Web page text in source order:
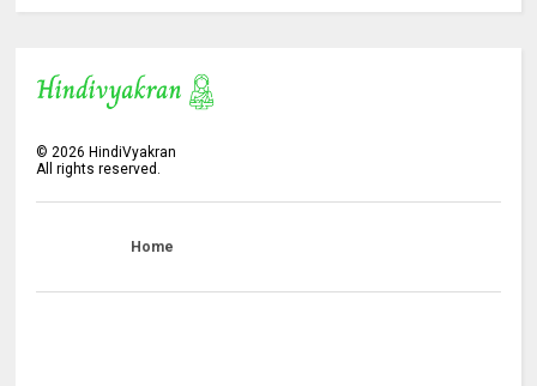
©2026 HindiVyakran
All rights reserved.
Home